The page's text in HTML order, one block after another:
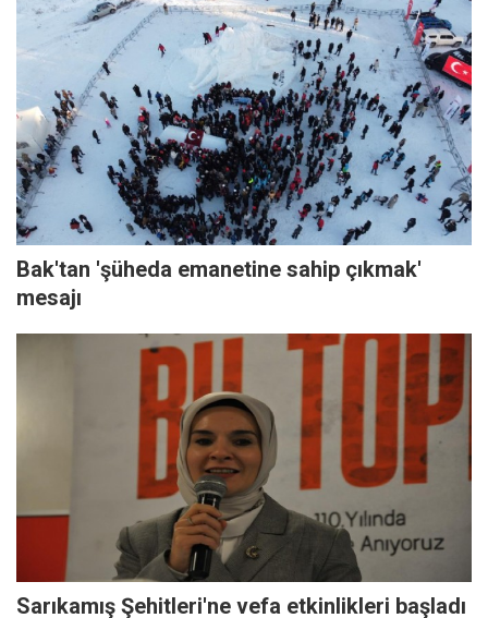
Bak'tan 'şüheda emanetine sahip çıkmak'
mesajı
Sarıkamış Şehitleri'ne vefa etkinlikleri başladı